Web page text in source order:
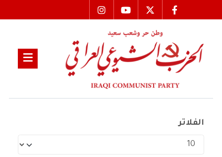
الفلاتر
عدد الإظهارات: